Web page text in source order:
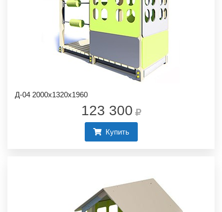
Д-04 2000х1320х1960
123 300
Купить